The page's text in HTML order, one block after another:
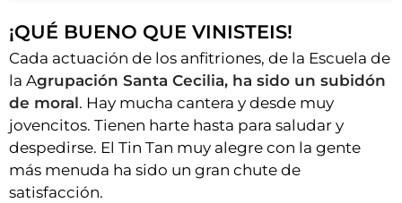
¡QUÉ BUENO QUE VINISTEIS!
Cada actuación de los anfitriones, de la Escuela de
la Agrupación Santa Cecilia, ha sido un subidón
de moral. Hay mucha cantera y desde muy
jovencitos. Tienen harte hasta para saludar y
despedirse. El Tin Tan muy alegre con la gente
más menuda ha sido un gran chute de
satisfacción.